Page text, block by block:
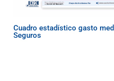
Cuadro estadístico gasto
Seguros